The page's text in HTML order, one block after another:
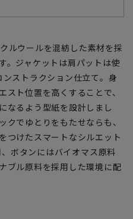
ルウールを混紡した素材を採
。ジャケットは肩パットは使
ストラクション仕立て。身
ト位置を高くすることで、
なるよう型紙を設計しまし
でゆとりをもたせならも、
つけたスマートなシルエット
ボタンにはバイオマス原料
ブル原料を採用した環境に配